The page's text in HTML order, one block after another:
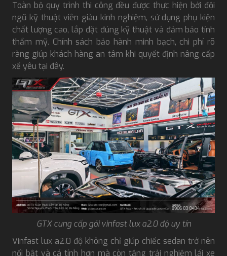
Toàn bộ quy trình thi công đều được thực hiện bởi đội
ngũ kỹ thuật viên giàu kinh nghiệm, sử dụng phụ kiện
chất lượng cao, lắp đặt đúng kỹ thuật và đảm bảo tính
thẩm mỹ. Chính sách bảo hành minh bạch, chi phí rõ
ràng giúp khách hàng an tâm khi quyết định nâng cấp
xế yêu tại đây.
GTX cung cấp gói vinfast lux a2.0 độ uy tín
Vinfast lux a2.0 độ không chỉ giúp chiếc sedan trở nên
nổi bật và cá tính hơn mà còn tăng trải nghiệm lái xe